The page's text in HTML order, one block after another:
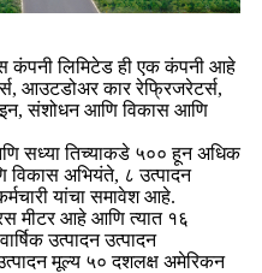
कंपनी लिमिटेड ही एक कंपनी आहे
आउटडोअर कार रेफ्रिजरेटर्स,
संशोधन आणि विकास आणि
सध्या तिच्याकडे ५०० हून अधिक
विकास अभियंते, ८ उत्पादन
यांचा समावेश आहे.
मीटर आहे आणि त्यात १६
उत्पादन उत्पादन
मूल्य ५० दशलक्ष अमेरिकन